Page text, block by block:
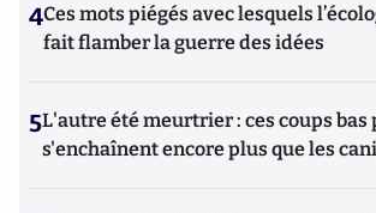
4Ces mots piégés avec lesquels
fait flamber la guerre des idées
5L'autre été meurtrier : ces coups
s'enchaînent encore plus que les